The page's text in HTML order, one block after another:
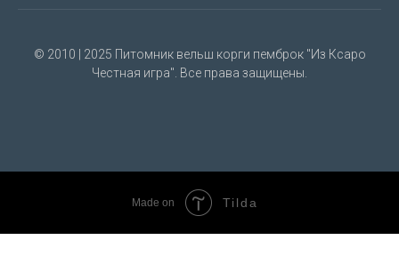
© 2010 | 2025 Питомник вельш корги пемброк "Из Ксаро
Честная игра". Все права защищены.
Made on Tilda